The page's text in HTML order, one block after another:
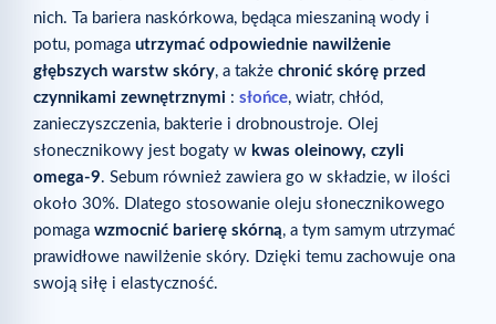
nich. Ta bariera naskórkowa, będąca mieszaniną wody i
potu, pomaga utrzymać odpowiednie nawilżenie
głębszych warstw skóry, a także chronić skórę przed
czynnikami zewnętrznymi : słońce, wiatr, chłód,
zanieczyszczenia, bakterie i drobnoustroje. Olej
słonecznikowy jest bogaty w kwas oleinowy, czyli
omega-9. Sebum również zawiera go w składzie, w ilości
około 30%. Dlatego stosowanie oleju słonecznikowego
pomaga wzmocnić barierę skórną, a tym samym utrzymać
prawidłowe nawilżenie skóry. Dzięki temu zachowuje ona
swoją siłę i elastyczność.